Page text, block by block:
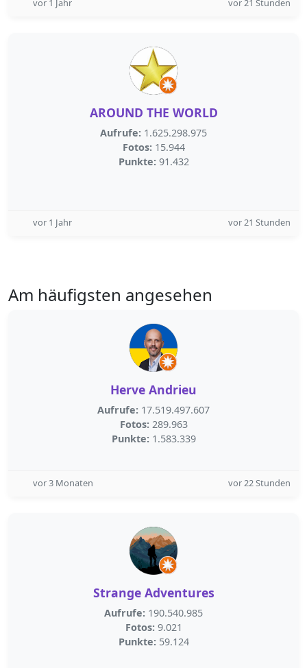
vor 1 Jahr vor 21 Stunden
AROUND THE WORLD
Aufrufe: 1.625.298.975
Fotos: 15.944
Punkte: 91.432
vor 1 Jahr vor 21 Stunden
Am häufigsten angesehen
Herve Andrieu
Aufrufe: 17.519.497.607
Fotos: 289.963
Punkte: 1.583.339
vor 3 Monaten vor 22 Stunden
Strange Adventures
Aufrufe: 190.540.985
Fotos: 9.021
Punkte: 59.124